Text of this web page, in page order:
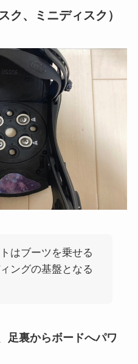
ク、ミニディスク）
はブーツを乗せる
ングの基盤となる
足裏からボードへパワ